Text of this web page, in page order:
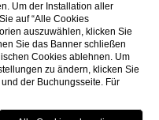
00040
Um der Installation aller
auf “Alle Cookies
auszuwählen, klicken Sie
Sie das Banner schließen
Cookies ablehnen. Um
zu ändern, klicken Sie
der Buchungsseite. Für